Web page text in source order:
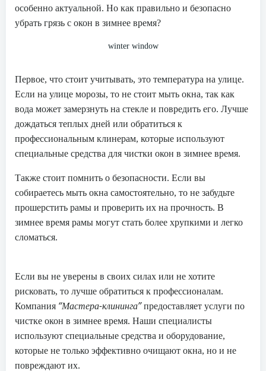
особенно актуальной. Но как правильно и безопасно
убрать грязь с окон в зимнее время?
winter window
Первое, что стоит учитывать, это температура на улице.
Если на улице морозы, то не стоит мыть окна, так как
вода может замерзнуть на стекле и повредить его. Лучше
дождаться теплых дней или обратиться к
профессиональным клинерам, которые используют
специальные средства для чистки окон в зимнее время.
Также стоит помнить о безопасности. Если вы
собираетесь мыть окна самостоятельно, то не забудьте
прошерстить рамы и проверить их на прочность. В
зимнее время рамы могут стать более хрупкими и легко
сломаться.
Если вы не уверены в своих силах или не хотите
рисковать, то лучше обратиться к профессионалам.
Компания “Мастера-клининга”предоставляет услуги по
чистке окон в зимнее время. Наши специалисты
используют специальные средства и оборудование,
которые не только эффективно очищают окна, но и не
повреждают их.